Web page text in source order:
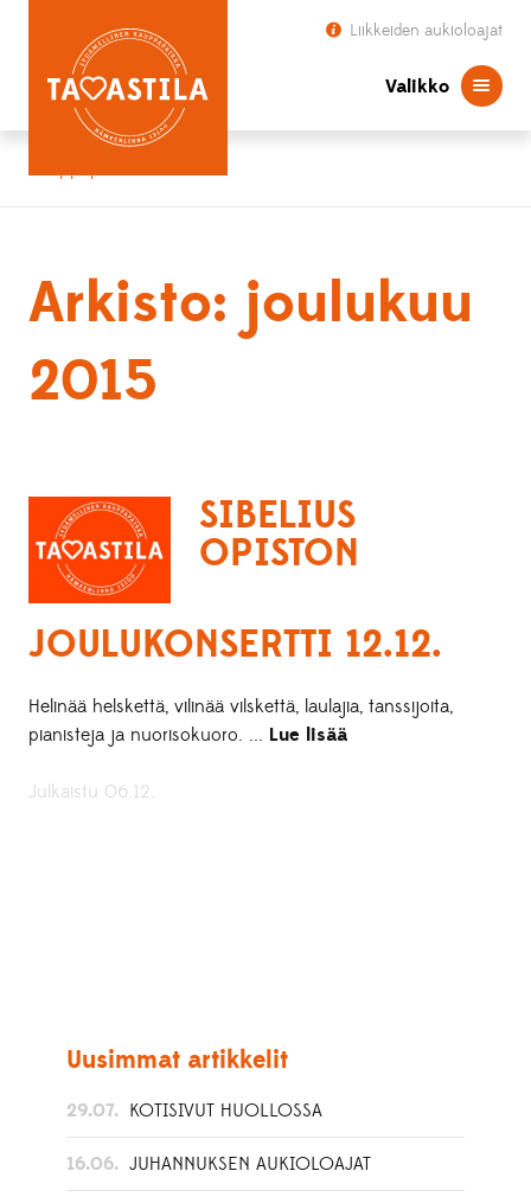
Liikkeiden aukioloajat
Valikko
Arkisto: joulukuu
2015
SIBELIUS
OPISTON
JOULUKONSERTTI 12.12.
Helinää helskettä, vilinää vilskettä, laulajia, tanssijoita,
pianisteja ja nuorisokuoro. ... Lue lisää
Julkaistu 06.12.
Uusimmat artikkelit
29.07. KOTISIVUT HUOLLOSSA
16.06. JUHANNUKSEN AUKIOLOAJAT